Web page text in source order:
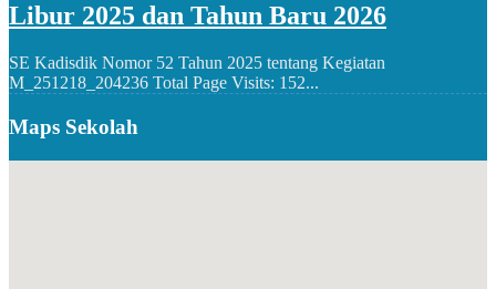
Libur 2025 dan Tahun Baru 2026
SE Kadisdik Nomor 52 Tahun 2025 tentang Kegiatan
M_251218_204236 Total Page Visits: 152...
Maps Sekolah